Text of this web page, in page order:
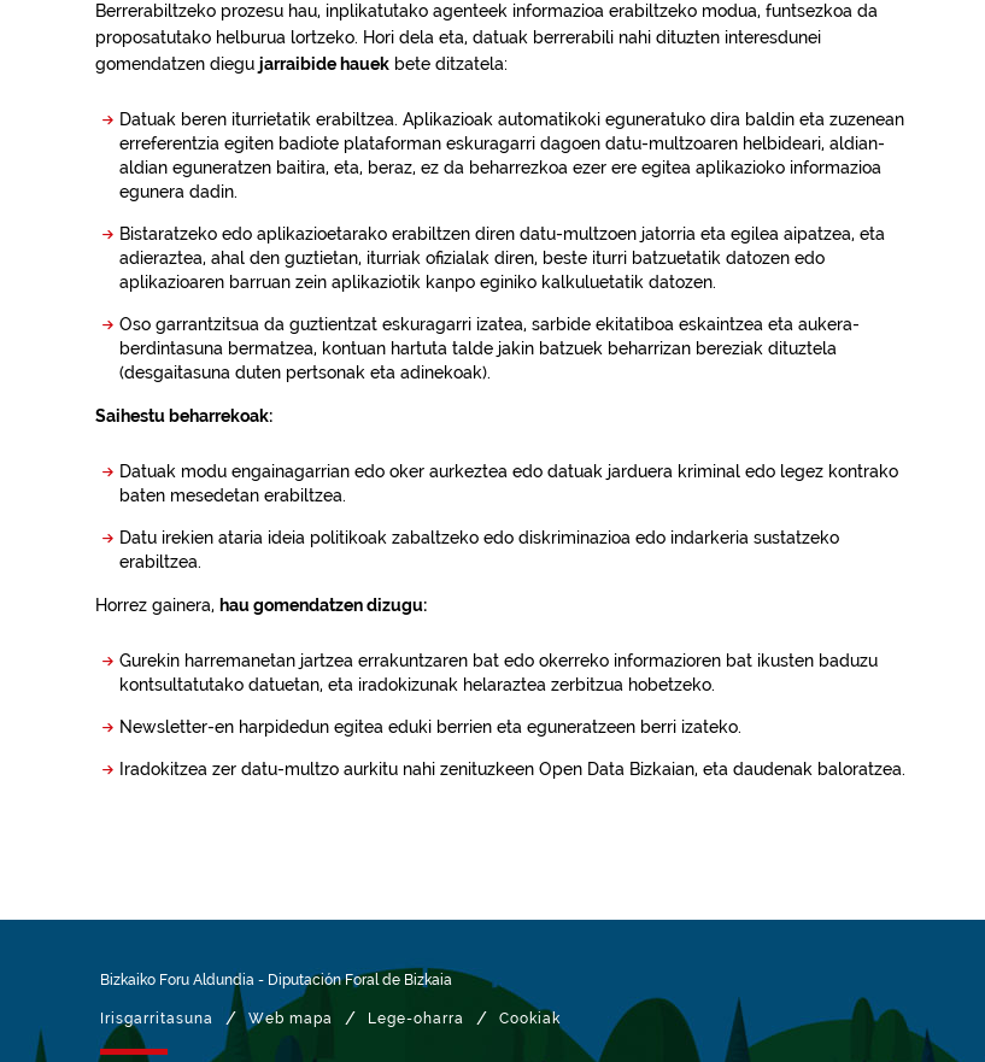
Berrerabiltzeko prozesu hau, inplikatutako agenteek informazioa erabiltzeko modua, funtsezkoa da
proposatutako helburua lortzeko. Hori dela eta, datuak berrerabili nahi dituzten interesdunei
gomendatzen diegu jarraibide hauek bete ditzatela:
Datuak beren iturrietatik erabiltzea. Aplikazioak automatikoki eguneratuko dira baldin eta zuzenean
erreferentzia egiten badiote plataforman eskuragarri dagoen datu-multzoaren helbideari, aldian-
aldian eguneratzen baitira, eta, beraz, ez da beharrezkoa ezer ere egitea aplikazioko informazioa
egunera dadin.
Bistaratzeko edo aplikazioetarako erabiltzen diren datu-multzoen jatorria eta egilea aipatzea, eta
adieraztea, ahal den guztietan, iturriak ofizialak diren, beste iturri batzuetatik datozen edo
aplikazioaren barruan zein aplikaziotik kanpo eginiko kalkuluetatik datozen.
Oso garrantzitsua da guztientzat eskuragarri izatea, sarbide ekitatiboa eskaintzea eta aukera-
berdintasuna bermatzea, kontuan hartuta talde jakin batzuek beharrizan bereziak dituztela
(desgaitasuna duten pertsonak eta adinekoak).
Saihestu beharrekoak:
Datuak modu engainagarrian edo oker aurkeztea edo datuak jarduera kriminal edo legez kontrako
baten mesedetan erabiltzea.
Datu irekien ataria ideia politikoak zabaltzeko edo diskriminazioa edo indarkeria sustatzeko
erabiltzea.
Horrez gainera, hau gomendatzen dizugu:
Gurekin harremanetan jartzea errakuntzaren bat edo okerreko informazioren bat ikusten baduzu
kontsultatutako datuetan, eta iradokizunak helaraztea zerbitzua hobetzeko.
Newsletter-en harpidedun egitea eduki berrien eta eguneratzeen berri izateko.
Iradokitzea zer datu-multzo aurkitu nahi zenituzkeen Open Data Bizkaian, eta daudenak baloratzea.
Bizkaiko Foru Aldundia - Diputación Foral de Bizkaia
Irisgarritasuna / Web mapa / Lege-oharra / Cookiak